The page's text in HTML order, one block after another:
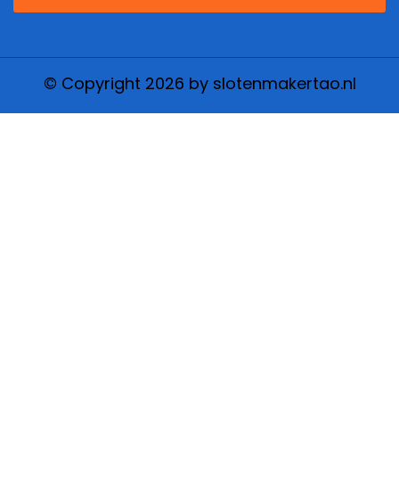
© Copyright 2026 by slotenmakertao.nl